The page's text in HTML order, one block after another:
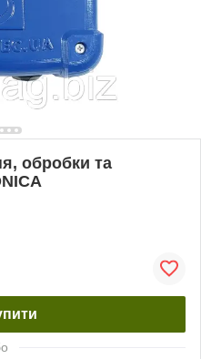
обробки та